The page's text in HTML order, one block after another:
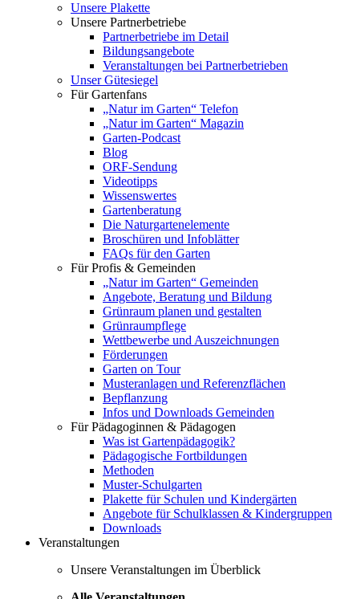
Unsere Plakette
Unsere Partnerbetriebe
Partnerbetriebe im Detail
Bildungsangebote
Veranstaltungen bei Partnerbetrieben
Unser Gütesiegel
Für Gartenfans
„Natur im Garten“ Telefon
„Natur im Garten“ Magazin
Garten-Podcast
Blog
ORF-Sendung
Videotipps
Wissenswertes
Gartenberatung
Die Naturgartenelemente
Broschüren und Infoblätter
FAQs für den Garten
Für Profis & Gemeinden
„Natur im Garten“ Gemeinden
Angebote, Beratung und Bildung
Grünraum planen und gestalten
Grünraumpflege
Wettbewerbe und Auszeichnungen
Förderungen
Garten on Tour
Musteranlagen und Referenzflächen
Bepflanzung
Infos und Downloads Gemeinden
Für Pädagoginnen & Pädagogen
Was ist Gartenpädagogik?
Pädagogische Fortbildungen
Methoden
Muster-Schulgarten
Plakette für Schulen und Kindergärten
Angebote für Schulklassen & Kindergruppen
Downloads
Veranstaltungen
Unsere Veranstaltungen im Überblick